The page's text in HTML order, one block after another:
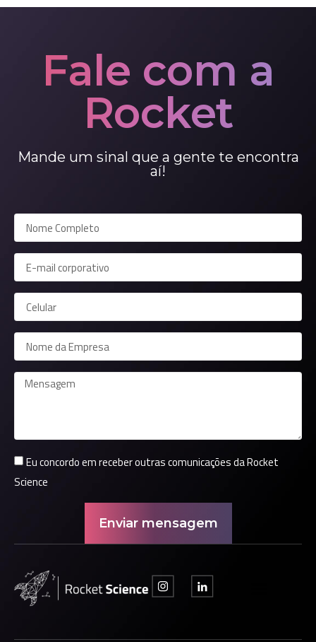
Fale com a
Rocket
Mande um sinal que a gente te encontra
aí!
Eu concordo em receber outras comunicações da Rocket
Science
Enviar mensagem